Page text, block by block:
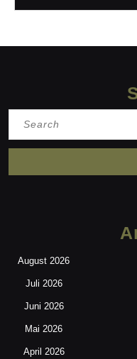
August 2026
Juli 2026
Juni 2026
Mai 2026
April 2026